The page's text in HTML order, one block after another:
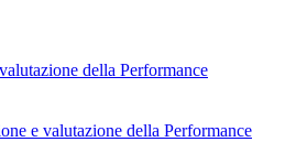
della Performance
e valutazione della Performance